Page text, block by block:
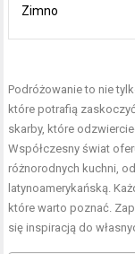
Zimno
Podróżowanie to nie
które potrafią
skarby, które
Współczesny świat
różnorodnych kuchni,
latynoamerykańską.
które warto poznać.
się inspiracją do